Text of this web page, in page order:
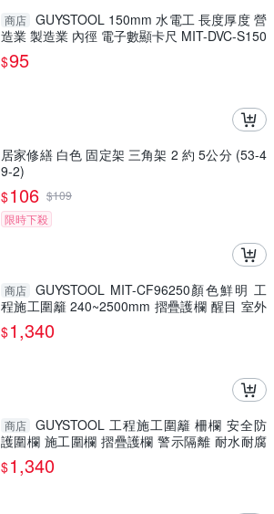
商店 GUYSTOOL 150mm 水電工 長度厚度 營
造業 製造業 內徑 電子數顯卡尺 MIT-DVC-S150
P 防潑水 廠房
$95
居家修繕 白色 固定架 三角架 2 約 5公分 (53-4
9-2)
$106 $109
限時下殺
商店 GUYSTOOL MIT-CF96250顏色鮮明 工
程施工圍籬 240~2500mm 摺疊護欄 醒目 室外
裝修 安全防護圍欄
$1,340
商店 GUYSTOOL 工程施工圍籬 柵欄 安全防
護圍欄 施工圍欄 摺疊護欄 警示隔離 耐水耐腐
MIT-CF96250
$1,340